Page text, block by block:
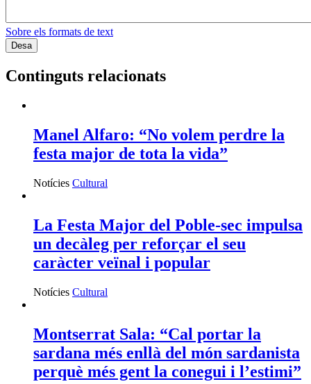
Sobre els formats de text
Continguts relacionats
Manel Alfaro: “No volem perdre la
festa major de tota la vida”
Notícies Cultural
La Festa Major del Poble-sec impulsa
un decàleg per reforçar el seu
caràcter veïnal i popular
Notícies Cultural
Montserrat Sala: “Cal portar la
sardana més enllà del món sardanista
perquè més gent la conegui i l’estimi”